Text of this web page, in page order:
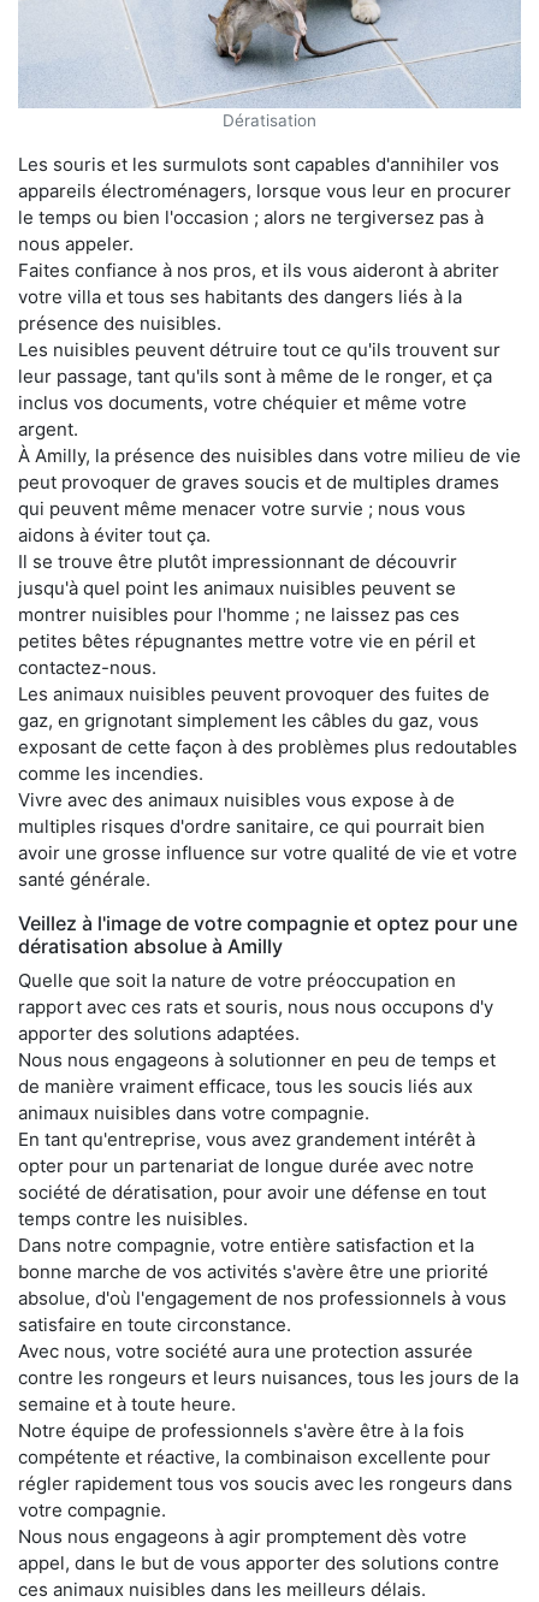
Dératisation
Les souris et les surmulots sont capables d'annihiler vos
appareils électroménagers, lorsque vous leur en procurer
le temps ou bien l'occasion ; alors ne tergiversez pas à
nous appeler.
Faites confiance à nos pros, et ils vous aideront à abriter
votre villa et tous ses habitants des dangers liés à la
présence des nuisibles.
Les nuisibles peuvent détruire tout ce qu'ils trouvent sur
leur passage, tant qu'ils sont à même de le ronger, et ça
inclus vos documents, votre chéquier et même votre
argent.
À Amilly, la présence des nuisibles dans votre milieu de vie
peut provoquer de graves soucis et de multiples drames
qui peuvent même menacer votre survie ; nous vous
aidons à éviter tout ça.
Il se trouve être plutôt impressionnant de découvrir
jusqu'à quel point les animaux nuisibles peuvent se
montrer nuisibles pour l'homme ; ne laissez pas ces
petites bêtes répugnantes mettre votre vie en péril et
contactez-nous.
Les animaux nuisibles peuvent provoquer des fuites de
gaz, en grignotant simplement les câbles du gaz, vous
exposant de cette façon à des problèmes plus redoutables
comme les incendies.
Vivre avec des animaux nuisibles vous expose à de
multiples risques d'ordre sanitaire, ce qui pourrait bien
avoir une grosse influence sur votre qualité de vie et votre
santé générale.
Veillez à l'image de votre compagnie et optez pour une
dératisation absolue à Amilly
Quelle que soit la nature de votre préoccupation en
rapport avec ces rats et souris, nous nous occupons d'y
apporter des solutions adaptées.
Nous nous engageons à solutionner en peu de temps et
de manière vraiment efficace, tous les soucis liés aux
animaux nuisibles dans votre compagnie.
En tant qu'entreprise, vous avez grandement intérêt à
opter pour un partenariat de longue durée avec notre
société de dératisation, pour avoir une défense en tout
temps contre les nuisibles.
Dans notre compagnie, votre entière satisfaction et la
bonne marche de vos activités s'avère être une priorité
absolue, d'où l'engagement de nos professionnels à vous
satisfaire en toute circonstance.
Avec nous, votre société aura une protection assurée
contre les rongeurs et leurs nuisances, tous les jours de la
semaine et à toute heure.
Notre équipe de professionnels s'avère être à la fois
compétente et réactive, la combinaison excellente pour
régler rapidement tous vos soucis avec les rongeurs dans
votre compagnie.
Nous nous engageons à agir promptement dès votre
appel, dans le but de vous apporter des solutions contre
ces animaux nuisibles dans les meilleurs délais.